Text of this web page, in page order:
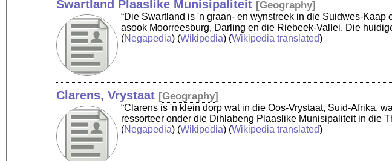
Swartland Plaaslike Munisipaliteit [Geography]
“Die Swartland is 'n graan- en wynstreek in die Suidwes-
asook Moorreesburg, Darling en die Riebeek-Vallei. Die
(Negapedia) (Wikipedia) (Wikipedia translated)
Clarens, Vrystaat [Geography]
“Clarens is 'n klein dorp wat in die Oos-Vrystaat, Suid-Afrika,
ressorteer onder die Dihlabeng Plaaslike Munisipaliteit in die
(Negapedia) (Wikipedia) (Wikipedia translated)